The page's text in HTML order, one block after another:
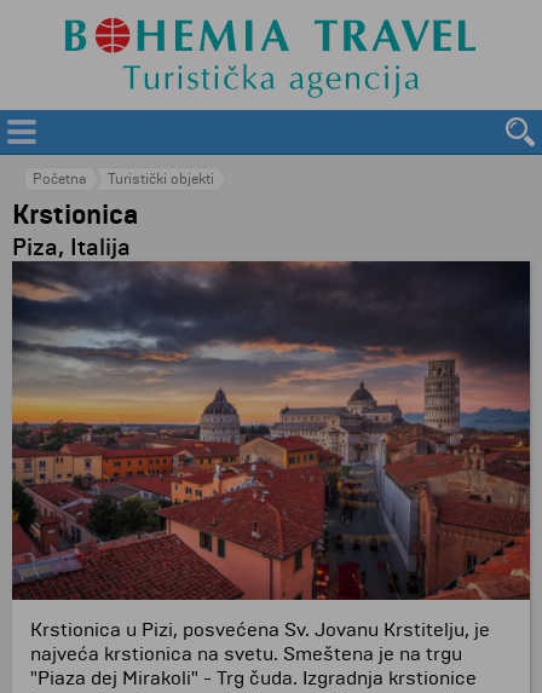
Početna Turistički objekti
Krstionica
Piza, Italija
Krstionica u Pizi, posvećena Sv. Jovanu Krstitelju, je
najveća krstionica na svetu. Smeštena je na trgu
"Piaza dej Mirakoli" - Trg čuda. Izgradnja krstionice